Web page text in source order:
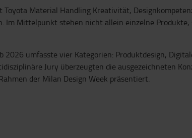
Toyota Material Handling Kreativität,
Im Mittelpunkt stehen nicht allein einzelne
2026 umfasste vier Kategorien: Produktdesign,
Jury überzeugten die ausgezeichneten
der Milan Design Week präsentiert.